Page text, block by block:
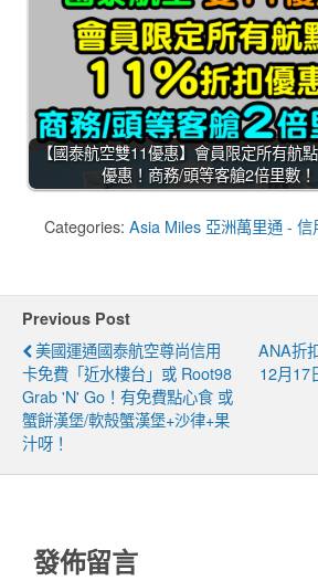
【國泰航空雙11優惠】會員限定所有航
優惠！商務/頭等客艙2倍里數！
Categories: Asia Miles 亞洲萬里通 - 信
Previous Post
美國運通國泰航空尊尚信用
卡免費「近水樓台」或 Root98
Grab 'n' Go！有免費點心食 或
蟹餅漢堡/軟殻蟹漢堡+沙律+果
汁呀！
ANA折
12月17
發佈留言